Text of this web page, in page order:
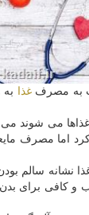
به مصرفغذا
می شوند می
کرد اما مصرف
نشانه سالم
و کافی برای